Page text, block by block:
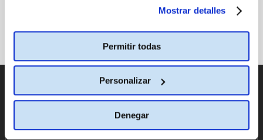
Mostrar detalles
Permitir todas
Personalizar
Denegar
CATÁLOGO DE PELÍCULAS